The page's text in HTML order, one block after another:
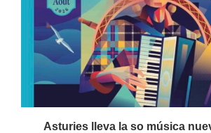
Asturies lleva la so música